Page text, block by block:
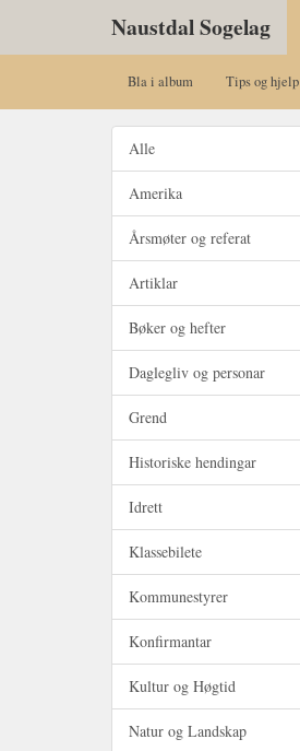
Naustdal Sogelag
Bla i album Tips og hjelp
Alle
Amerika
Årsmøter og referat
Artiklar
Bøker og hefter
Daglegliv og personar
Grend
Historiske hendingar
Idrett
Klassebilete
Kommunestyrer
Konfirmantar
Kultur og Høgtid
Natur og Landskap